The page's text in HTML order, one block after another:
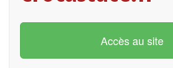
Accès au site